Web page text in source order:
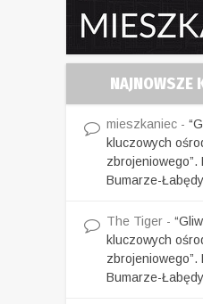
NAJNOWSZE
mieszkaniec -
kluczowych
Bumarze-Łabędy
The Tiger -
kluczowych
Bumarze-Łabędy